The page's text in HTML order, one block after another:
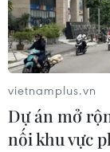
04/08/2026 10:17
vietnamplus.vn
Dự án mở
nối khu vực